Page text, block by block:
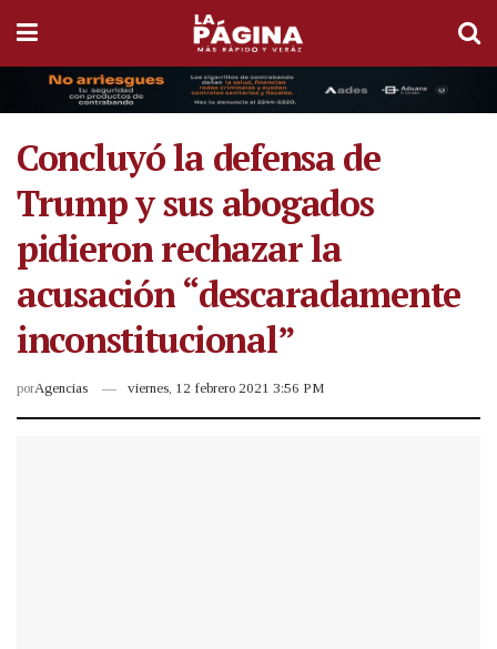
Concluyó la defensa de
Trump y sus abogados
pidieron rechazar la
acusación “descaradamente
inconstitucional”
porAgencias viernes, 12 febrero 2021 3:56 PM